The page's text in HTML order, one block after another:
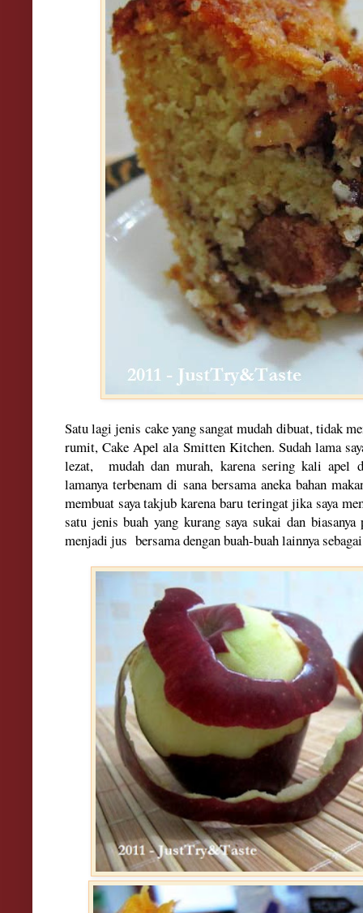
Satu lagi jenis cake yang sangat mudah dibuat, tidak
rumit, Cake Apel ala Smitten Kitchen. Sudah lama
lezat, mudah dan murah, karena sering kali apel
lamanya terbenam di sana bersama aneka bahan
membuat saya takjub karena baru teringat jika saya
satu jenis buah yang kurang saya sukai dan biasanya
menjadi jus bersama dengan buah-buah lainnya